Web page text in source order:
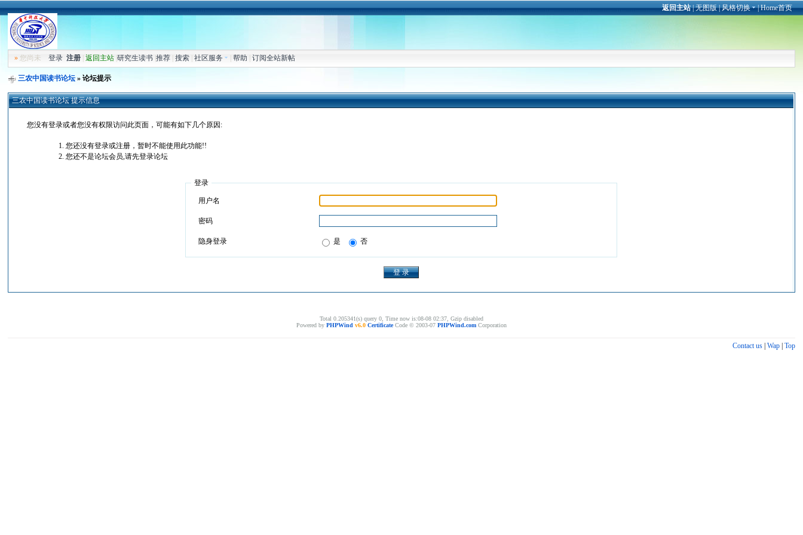
返回主站|无图版|风格切换 |Home首页
» 您尚未登录 注册 |返回主站 |研究生读书 |推荐 |搜索 |社区服务 |帮助 |订阅全站新帖
三农中国读书论坛» 论坛提示
三农中国读书论坛 提示信息
您没有登录或者您没有权限访问此页面，可能有如下几个原因:
您还没有登录或注册，暂时不能使用此功能!!
您还不是论坛会员,请先登录论坛
登录
用户名
密码
隐身登录 是 否
Total 0.205341(s) query 0, Time now is:08-08 02:37, Gzip disabled
Powered by PHPWind v6.0 CertificateCode © 2003-07 PHPWind.com Corporation
Contact us| Wap| Top